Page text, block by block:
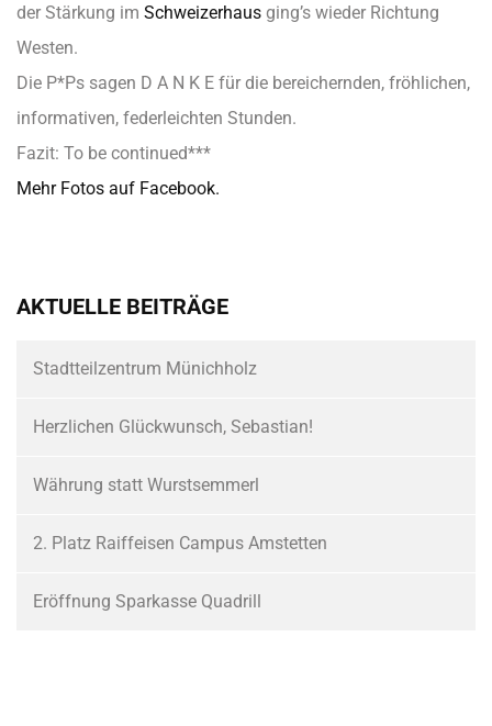
der Stärkung im Schweizerhaus ging’s wieder Richtung
Westen.
Die P*Ps sagen D A N K E für die bereichernden, fröhlichen,
informativen, federleichten Stunden.
Fazit: To be continued***
Mehr Fotos auf Facebook.
AKTUELLE BEITRÄGE
Stadtteilzentrum Münichholz
Herzlichen Glückwunsch, Sebastian!
Währung statt Wurstsemmerl
2. Platz Raiffeisen Campus Amstetten
Eröffnung Sparkasse Quadrill